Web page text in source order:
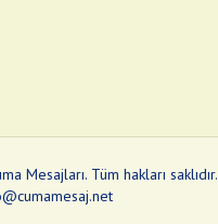
Mesajları. Tüm hakları saklıdır.